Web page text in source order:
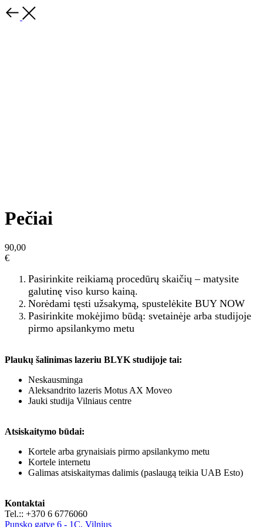
Pečiai
90,00
€
Pasirinkite reikiamą procedūrų skaičių – matysite
galutinę viso kurso kainą.
Norėdami tęsti užsakymą, spustelėkite BUY NOW
Pasirinkite mokėjimo būdą: svetainėje arba studijoje
pirmo apsilankymo metu
Plaukų šalinimas lazeriu BLYK studijoje tai:
Neskausminga
Aleksandrito lazeris Motus AX Moveo
Jauki studija Vilniaus centre
Atsiskaitymo būdai:
Kortele arba grynaisiais pirmo apsilankymo metu
Kortele internetu
Galimas atsiskaitymas dalimis (paslaugą teikia UAB Esto)
Kontaktai
Tel.:: +370 6 6776060
Punsko gatve 6 - 1C, Vilnius